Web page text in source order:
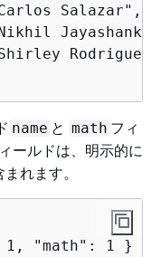
Salazar",
name と math フィ
ールドは、明示的に
れます。
1, "math": 1 } }